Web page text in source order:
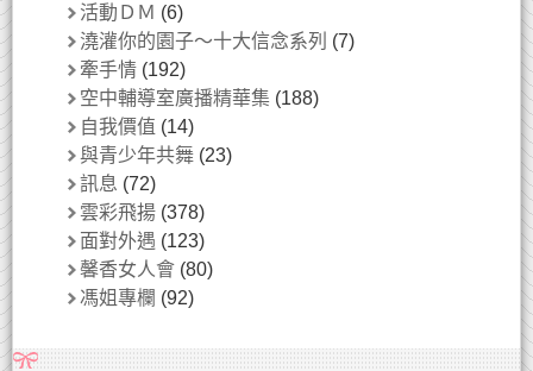
活動ＤＭ (6)
澆灌你的園子～十大信念系列 (7)
牽手情 (192)
空中輔導室廣播精華集 (188)
自我價值 (14)
與青少年共舞 (23)
訊息 (72)
雲彩飛揚 (378)
面對外遇 (123)
馨香女人會 (80)
馮姐專欄 (92)